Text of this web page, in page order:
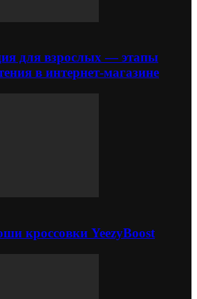
для взрослых — этапы
в интернет-магазине
кроссовки YeezyBoost